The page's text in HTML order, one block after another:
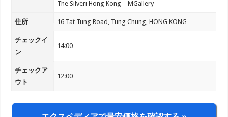
The Silveri Hong Kong – MGallery
住所 16 Tat Tung Road, Tung Chung, HONG KONG
チェックイ
ン
14:00
チェックア
ウト
12:00